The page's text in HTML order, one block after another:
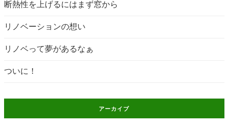
断熱性を上げるにはまず窓から
リノベーションの想い
リノベって夢があるなぁ
ついに！
アーカイブ